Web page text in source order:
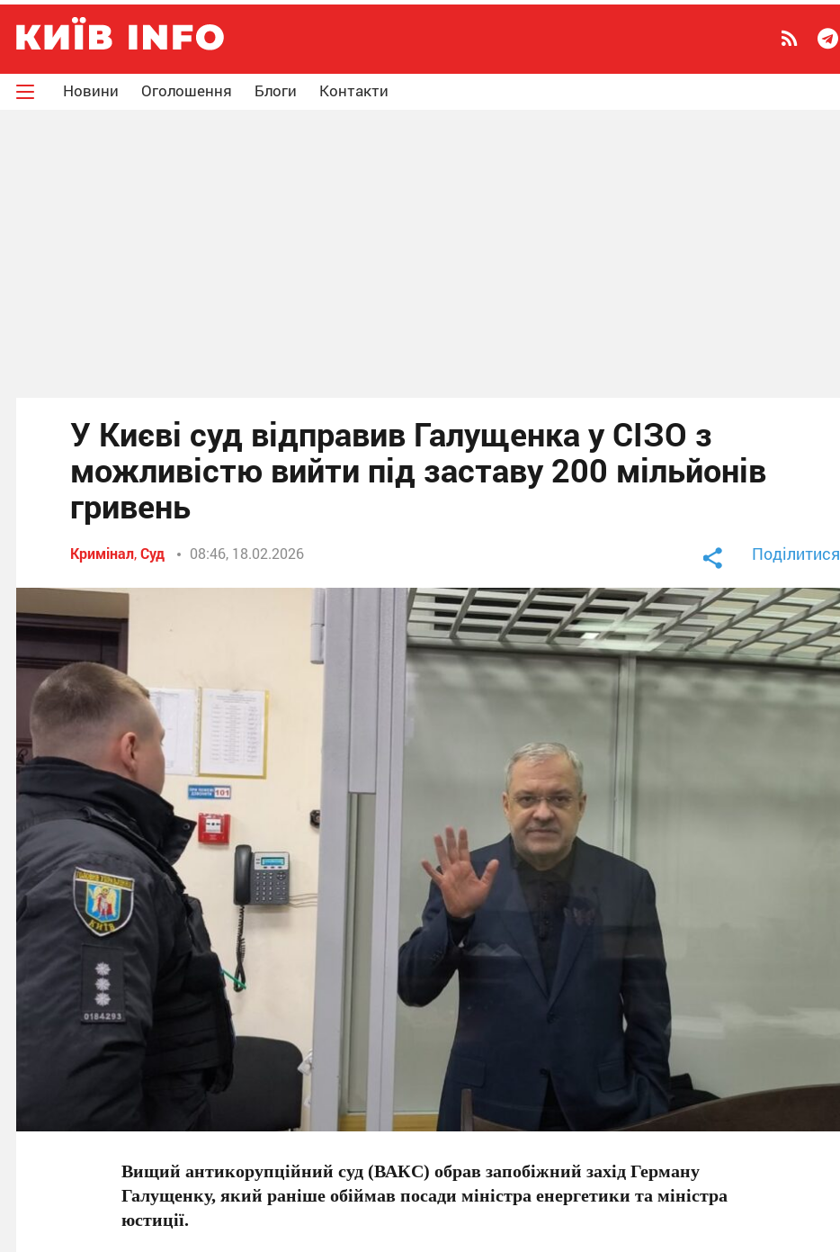
Новини Оголошення Блоги Контакти
У Києві суд відправив Галущенка у СІЗО з
можливістю вийти під заставу 200 мільйонів
гривень
Кримінал,Суд 08:46, 18.02.2026 Поділитися
Вищий антикорупційний суд (ВАКС) обрав запобіжний захід Герману
Галущенку, який раніше обіймав посади міністра енергетики та міністра
юстиції.